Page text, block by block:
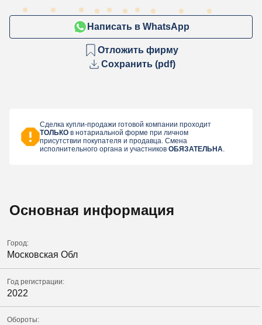
Написать в WhatsApp
Отложить фирму
Сохранить (pdf)
Сделка купли-продажи готовой компании проходит
ТОЛЬКО в нотариальной форме при личном
присутствии покупателя и продавца. Смена
исполнительного органа и участников ОБЯЗАТЕЛЬНА.
Основная информация
Город:
Московская Обл
Год регистрации:
2022
Обороты: